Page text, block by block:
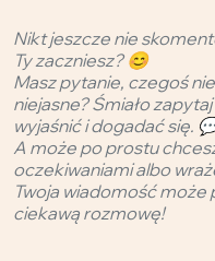
Nikt jeszcze nie
Ty zaczniesz? 😊
Masz pytanie, czegoś
niejasne? Śmiało
wyjaśnić i dogadać się.
A może po prostu
oczekiwaniami albo
Twoja wiadomość
ciekawą rozmowę!